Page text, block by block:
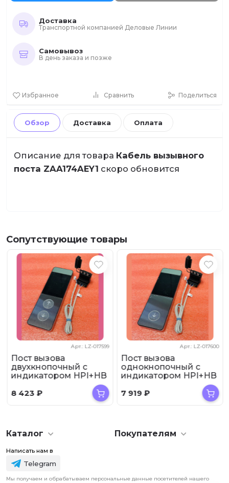
Избранное Сравнить Поделиться
Доставка
Транспортной компанией Деловые Линии
Самовывоз
В день заказа и позже
Обзор Доставка Оплата
Описание для товара Кабель вызывного
поста ZAA174AEY1 скоро обновится
Сопутствующие товары
Арт.: LZ-017599
Пост вызова
двухкнопочный с
индикатором HPI+HB
Genemek
8 423 ₽
Арт.: LZ-017600
Пост вызова
однокнопочный с
индикатором HPI+HB
Genemek
7 919₽
Каталог Покупателям
Написать нам в
Telegram
Мы получаем и обрабатываем персональные данные посетителей нашего